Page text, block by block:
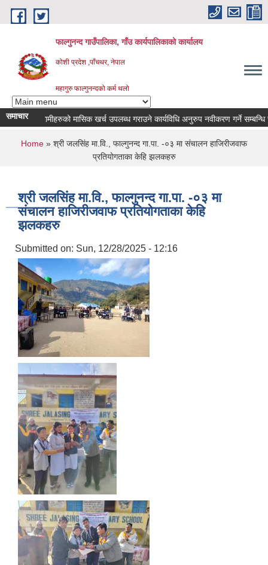
Skip to main content
फाल्गुनन्द गाउँपालिका, गाँउ कार्यपालिकाको कार्यालय
कोशी प्रदेश ,पाँचथर, नेपाल
महागुरु फाल्गुनन्दको कर्म थलो
समाचार
रोगका विरामीहरुको मासिक खर्च उपलब्ध गराउने कार्यविधि अनुरुप नवीकरण गर्ने सम्बन्धि
You are here
Home » श्री जलसिंह मा.वि., फाल्गुनन्द गा.पा. -०३ मा संचालन हाजिरीजवाफ
प्रतियोगताका केहि झलकहरु
श्री जलसिंह मा.वि., फाल्गुनन्द गा.पा. -०३ मा
संचालन हाजिरीजवाफ प्रतियोगताका केहि
झलकहरु
Submitted on: Sun, 12/28/2025 - 12:16